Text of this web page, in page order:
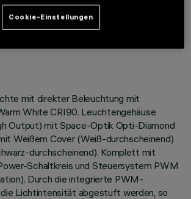
DATEN
mit direkter Beleuchtung mit
White CRI90. Leuchtengehäuse
Output) mit Space-Optik Opti-Diamond
Weißem Cover (Weiß-durchscheinend)
durchscheinend). Komplett mit
Schaltkreis und Steuersystem PWM
Durch die integrierte PWM-
die Lichtintensität abgestuft werden, so
Cookie-Einstellungen